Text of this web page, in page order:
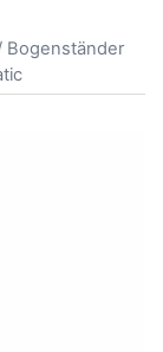
Bogenständer